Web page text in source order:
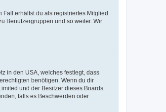
erhältst du als registriertes Mitglied
Benutzergruppen und so weiter. Wir
in den USA, welches festlegt, dass
benötigen. Wenn du dir
und der Besitzer dieses Boards
falls es Beschwerden oder